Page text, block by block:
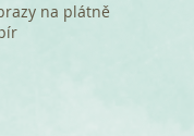
na plátně